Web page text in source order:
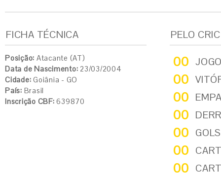
FICHA TÉCNICA
Posição: Atacante (AT)
Data de Nascimento: 23/03/2004
Cidade: Goiânia - GO
País: Brasil
Inscrição CBF: 639870
PELO
00
00
00
00
00
00
00